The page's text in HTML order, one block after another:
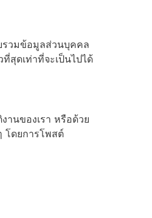
รวมข้อมูลส่วนบุคคล
สุดเท่าที่จะเป็นไปได้
านของเรา หรือด้วย
โดยการโพสต์